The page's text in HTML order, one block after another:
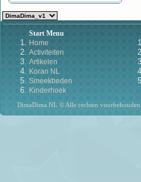
Start Menu
Home
Activiteiten
Artikelen
Koran NL
Smeekbeden
Kinderhoek
DimaDima.NL © Alle rechten voorbehouden